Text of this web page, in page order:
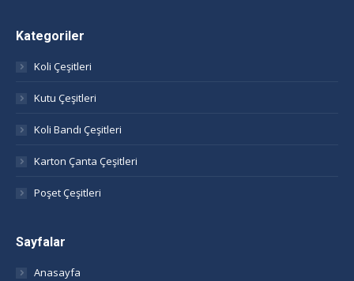
opens
new
window
opens
new
window
opens
new
window
Kategoriler
Koli Çeşitleri
Kutu Çeşitleri
Koli Bandı Çeşitleri
Karton Çanta Çeşitleri
Poşet Çeşitleri
Sayfalar
Anasayfa